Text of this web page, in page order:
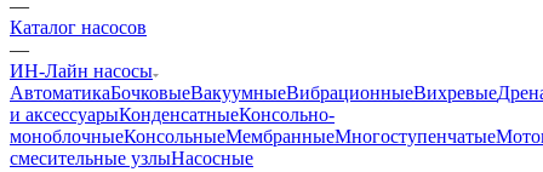
—
Каталог насосов
—
ИН-Лайн насосы
АвтоматикаБочковыеВакуумныеВибрационныеВихревые
и аксессуарыКонденсатныеКонсольно-
моноблочныеКонсольныеМембранныеМногоступенчатые
смесительные узлыНасосные